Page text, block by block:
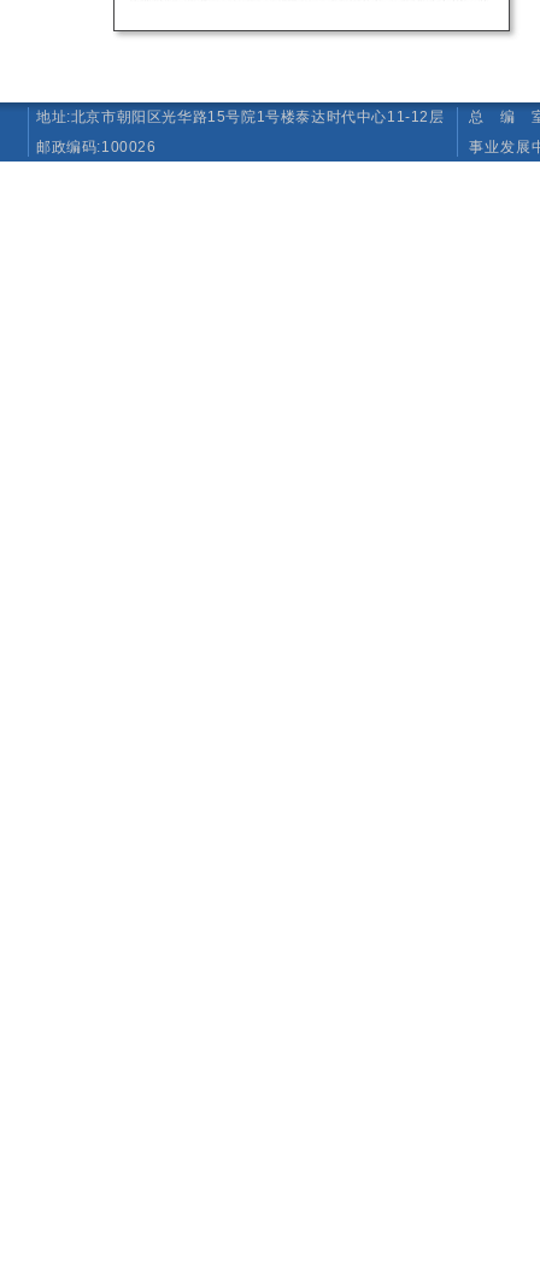
地址:北京市朝阳区光华路15号院1号楼泰达时代中心11-12层
邮政编码:100026
总 编 室
事业发